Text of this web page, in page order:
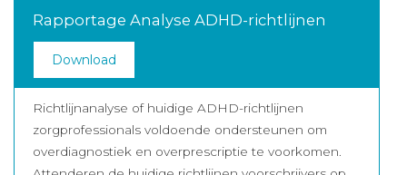
Rapportage Analyse ADHD-richtlijnen
Download
Richtlijnanalyse of huidige ADHD-richtlijnen
zorgprofessionals voldoende ondersteunen om
overdiagnostiek en overprescriptie te voorkomen.